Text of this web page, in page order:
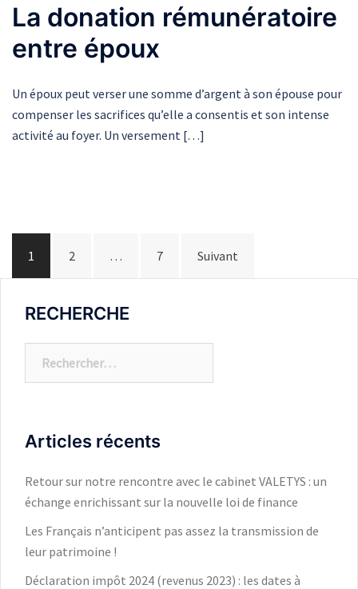
La donation rémunératoire
entre époux
Un époux peut verser une somme d’argent à son épouse pour
compenser les sacrifices qu’elle a consentis et son intense
activité au foyer. Un versement […]
1 2 … 7 Suivant
RECHERCHE
Articles récents
Retour sur notre rencontre avec le cabinet VALETYS : un
échange enrichissant sur la nouvelle loi de finance
Les Français n’anticipent pas assez la transmission de
leur patrimoine !
Déclaration impôt 2024 (revenus 2023) : les dates à